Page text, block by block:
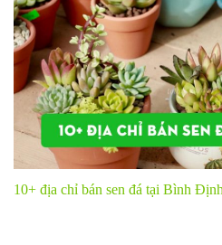
10+ địa chỉ bán sen đá tại Bình